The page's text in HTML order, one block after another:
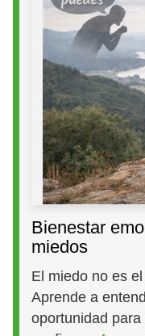
Bienestar
miedos
El miedo no es
Aprende a
oportunidad